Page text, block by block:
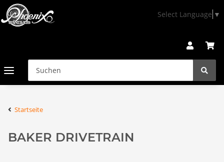
Select Language ▼
Startseite
BAKER DRIVETRAIN